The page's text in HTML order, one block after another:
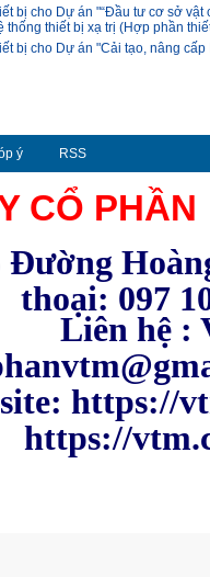
bị cho Dự án "“Đầu tư cơ sở vật
thống thiết bị xạ trị (Hợp phần
bị cho Dự án "Cải tạo, nâng
ý RSS
CỔ
thoại: 097
-
https://